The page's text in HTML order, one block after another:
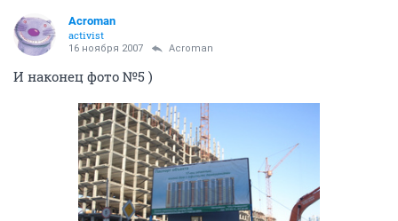
Acroman
activist
16 ноября 2007 Acroman
И наконец фото №5 )